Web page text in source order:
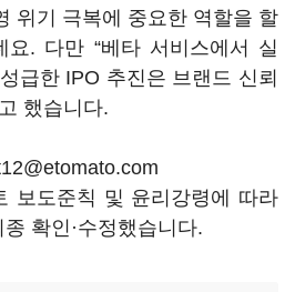
위기 극복에 중요한 역할을 할
요. 다만 “베타 서비스에서 실
급한 IPO 추진은 브랜드 신뢰
했습니다.
보도준칙 및 윤리강령에 따라
확인·수정했습니다.